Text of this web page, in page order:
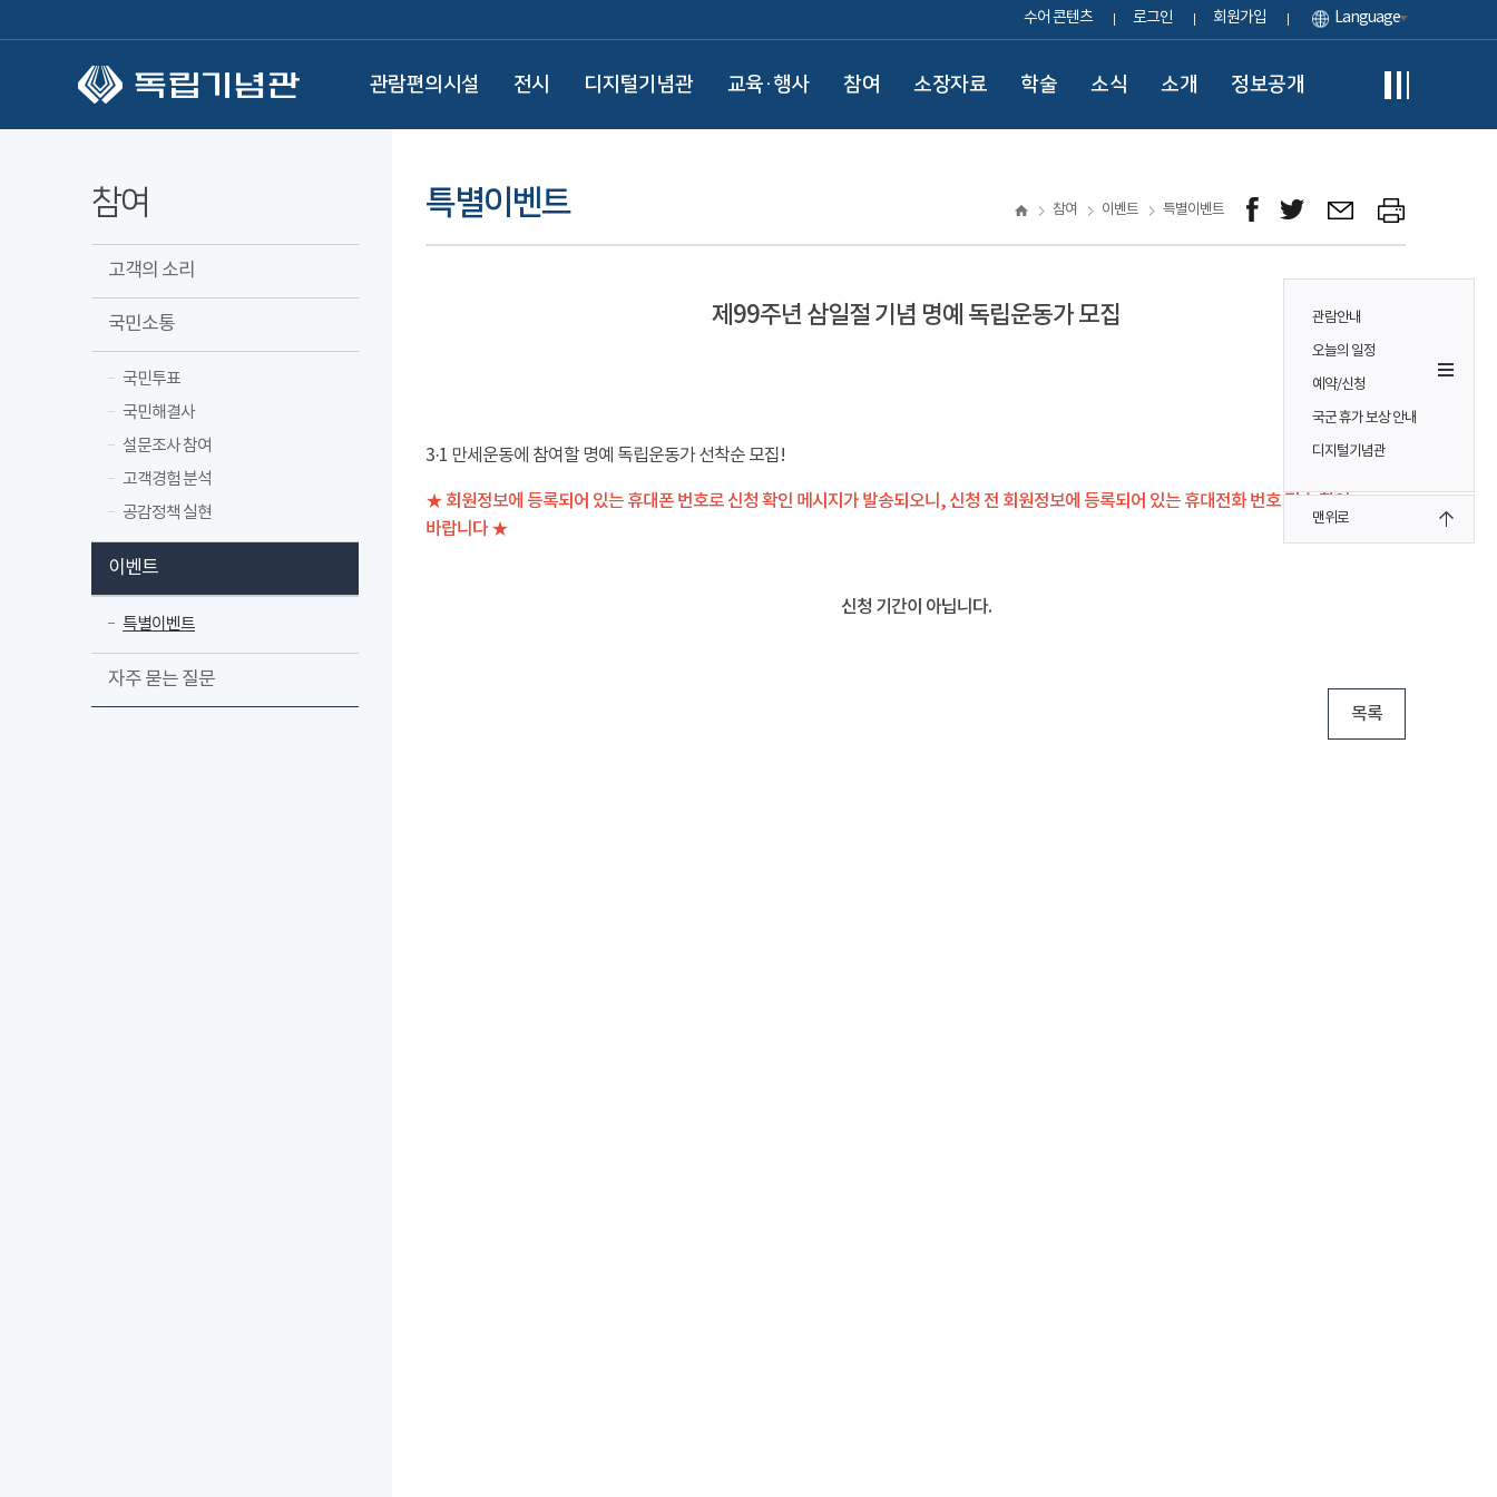
수어 콘텐츠 로그인 회원가입 Language
관람편의시설 전시 디지털기념관 교육·행사 참여 소장자료 학술 소식 소개 정보공개
관람안내
오늘의 일정
예약/신청
국군 휴가 보상 안내
디지털기념관
맨위로
참여
고객의 소리
국민소통
국민투표
국민해결사
설문조사 참여
고객경험 분석
공감정책 실현
이벤트
특별이벤트
자주 묻는 질문
특별이벤트 참여 이벤트 특별이벤트
제99주년 삼일절 기념 명예 독립운동가 모집
3·1 만세운동에 참여할 명예 독립운동가 선착순 모집!
★ 회원정보에 등록되어 있는 휴대폰 번호로 신청 확인 메시지가 발송되오니, 신청 전 회원정보에 등록되어 있는 휴대전화 번호 필수 확인
바랍니다 ★
신청 기간이 아닙니다.
목록